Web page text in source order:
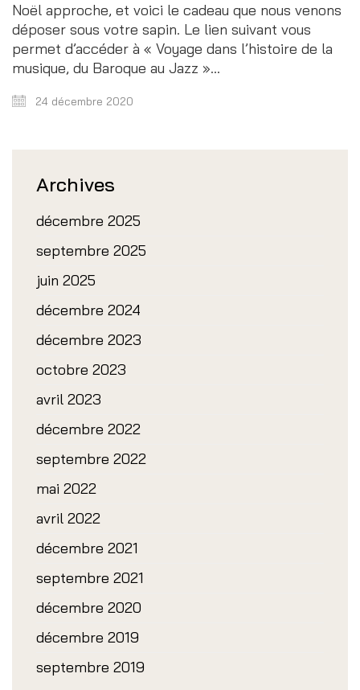
Noël approche, et voici le cadeau que nous venons
déposer sous votre sapin. Le lien suivant vous
permet d’accéder à « Voyage dans l’histoire de la
musique, du Baroque au Jazz »…
24 décembre 2020
Archives
décembre 2025
septembre 2025
juin 2025
décembre 2024
décembre 2023
octobre 2023
avril 2023
décembre 2022
septembre 2022
mai 2022
avril 2022
décembre 2021
septembre 2021
décembre 2020
décembre 2019
septembre 2019